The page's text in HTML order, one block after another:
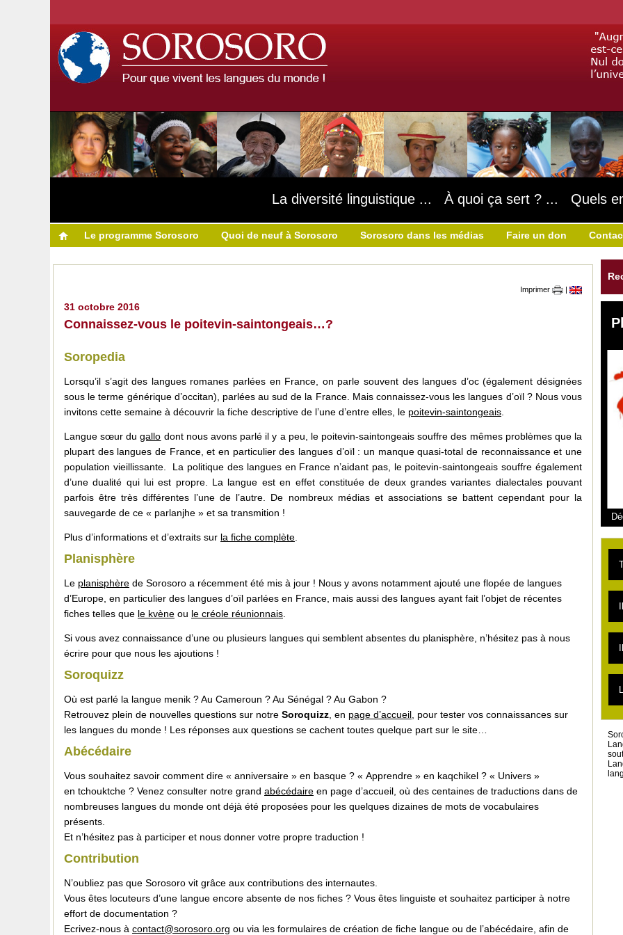
La diversité linguistique ... À quoi ça sert ? ... Quels
Le programme Sorosoro Quoi de neuf à Sorosoro Sorosoro dans les médias Faire un don
Imprimer |
31 octobre 2016
Connaissez-vous le poitevin-saintongeais…?
Soropedia
Lorsqu’il s’agit des langues romanes parlées en France, on parle souvent des langues d’oc (également désignées
sous le terme générique d’occitan), parlées au sud de la France. Mais connaissez-vous les langues d’oïl ? Nous vous
invitons cette semaine à découvrir la fiche descriptive de l’une d’entre elles, le poitevin-saintongeais
Langue sœur dugallo dont nous avons parlé il y a peu, le poitevin-saintongeais souffre des mêmes problèmes que la
plupart des langues de France, et en particulier des langues d’oïl : un manque quasi-total de reconnaissance et une
population vieillissante. La politique des langues en France n’aidant pas, le poitevin-saintongeais souffre également
d’une dualité qui lui est propre. La langue est en effet constituée de deux grandes variantes dialectales pouvant
parfois être très différentes l’une de l’autre. De nombreux médias et associations se battent cependant pour la
sauvegarde de ce « parlanjhe » et sa transmition !
Plus d’informations et d’extraits sur la fiche complète
Planisphère
Le planisphère de Sorosoro a récemment été mis à jour ! Nous y avons notamment ajouté une flopée de langues
d’Europe, en particulier des langues d’oïl parlées en France, mais aussi des langues ayant fait l’objet de récentes
fiches telles que le kvène ou le créole réunionnais
Si vous avez connaissance d’une ou plusieurs langues qui semblent absentes du planisphère, n’hésitez pas à nous
écrire pour que nous les ajoutions !
Soroquizz
Où est parlé la langue menik ? Au Cameroun ? Au Sénégal ? Au Gabon ?
Retrouvez plein de nouvelles questions sur notre Soroquizz , en page d’accueil , pour tester vos connaissances sur
les langues du monde ! Les réponses aux questions se cachent toutes quelque part sur le site…
Abécédaire
Vous souhaitez savoir comment dire « anniversaire » en basque ? « Apprendre » en kaqchikel ? « Univers »
en tchouktche ? Venez consulter notre grand abécédaire en page d’accueil, où des centaines de traductions dans de
nombreuses langues du monde ont déjà été proposées pour les quelques dizaines de mots de vocabulaires
présents.
Et n’hésitez pas à participer et nous donner votre propre traduction !
Contribution
N’oubliez pas que Sorosoro vit grâce aux contributions des internautes.
Vous êtes locuteurs d’une langue encore absente de nos fiches ? Vous êtes linguiste et souhaitez participer à notre
effort de documentation ?
Ecrivez-nous à contact@sorosoro.org ou via les formulaires de création de fiche langue ou de l’abécédaire, afin de